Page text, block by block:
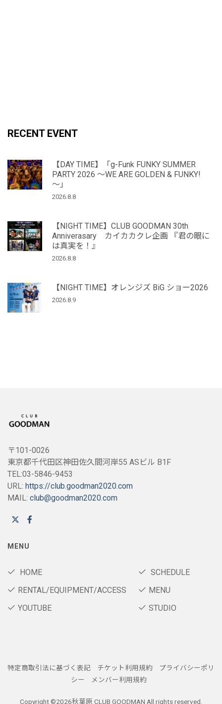
RECENT EVENT
【DAY TIME】「g-Funk FUNKY SUMMER
PARTY 2026 ～WE ARE GOLDEN & FUNKY!
～」
2026.8.8
【NIGHT TIME】CLUB GOODMAN 30th
Anniverasary カイカカクレ企画 『君の眼に
は真実を！』
2026.8.8
【NIGHT TIME】オレンジズ BiG ショー2026
2026.8.9
〒101-0026
東京都千代田区神田佐久間河岸55 ASビル B1F
TEL:03-5846-9453
URL: https://club.goodman2020.com
MAIL: club@goodman2020.com
MENU
HOME
SCHEDULE
RENTAL/EQUIPMENT/ACCESS
MENU
YOUTUBE
STUDIO
特定商取引法に基づく表記 チケット利用規約
プライバシーポリ
シー
メンバー利用規約
Copyright ©2026秋葉原 CLUB GOODMAN All rights reserved.